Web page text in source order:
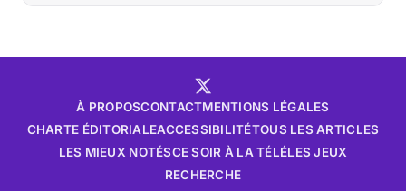
À PROPOSCONTACTMENTIONS LÉGALES
CHARTE ÉDITORIALEACCESSIBILITÉTOUS LES ARTICLES
LES MIEUX NOTÉSCE SOIR À LA TÉLÉLES JEUX
RECHERCHE